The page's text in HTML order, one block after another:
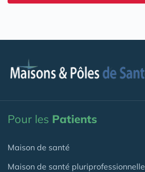
Pour les Patients
Maison de santé
Maison de santé pluriprofessionnelle